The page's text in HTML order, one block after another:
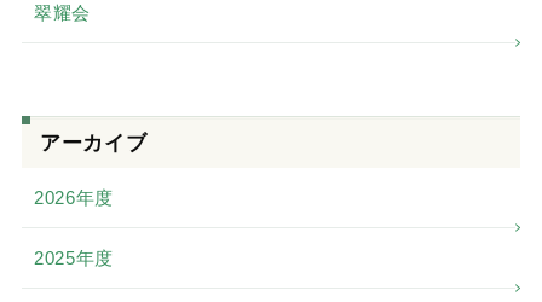
翠耀会
アーカイブ
2026年度
2025年度